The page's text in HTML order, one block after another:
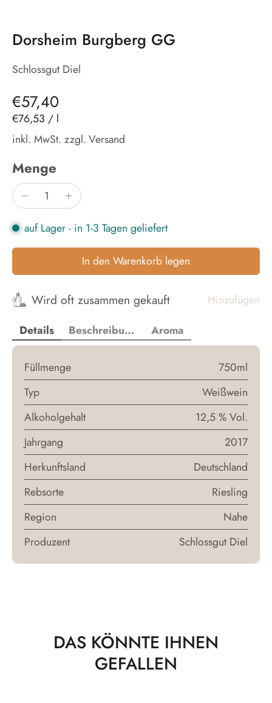
Dorsheim Burgberg GG
Schlossgut Diel
€57,40
€76,53 / l
inkl. MwSt. zzgl.Versand
Menge
auf Lager - in 1-3 Tagen geliefert
In den Warenkorb legen
Wird oft zusammen gekauft
Hinzufügen
Details
Beschreibun
g
Aroma
Füllmenge
750ml
Typ
Weißwein
Alkoholgehalt
12,5 % Vol.
Jahrgang
2017
Herkunftsland
Deutschland
Rebsorte
Riesling
Region
Nahe
Produzent
Schlossgut Diel
DAS KÖNNTE IHNEN
GEFALLEN